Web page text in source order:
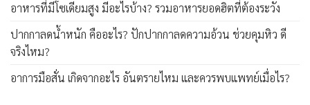
อาหารที่มีโซเดียมสูง มีอะไรบ้าง? รวมอาหารยอดฮิตที่ต้องระวัง
ปากกาลดน้ำหนัก คืออะไร? ปักปากกาลดความอ้วน ช่วยคุมหิว ดี
จริงไหม?
อาการมือสั่น เกิดจากอะไร อันตรายไหม และควรพบแพทย์เมื่อไร?